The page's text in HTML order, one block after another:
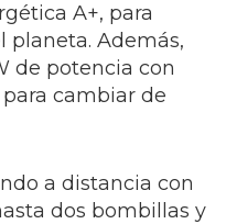
A+, para
planeta. Además,
de potencia con
para cambiar de
a distancia con
dos bombillas y